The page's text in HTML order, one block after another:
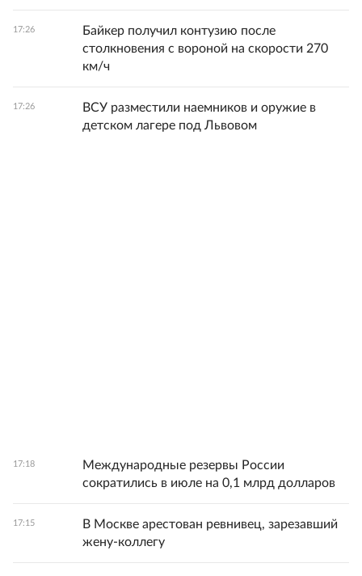
17:26
Байкер получил контузию после
столкновения с вороной на скорости 270
км/ч
17:26
ВСУ разместили наемников и оружие в
детском лагере под Львовом
17:18
Международные резервы России
сократились в июле на 0,1 млрд долларов
17:15
В Москве арестован ревнивец, зарезавший
жену-коллегу